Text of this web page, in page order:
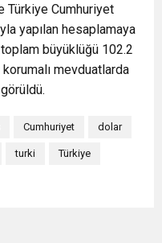
Türkiye Cumhuriyet
yapılan hesaplamaya
büyüklüğü 102.2
mevduatlarda
Cumhuriyet dolar
turki Türkiye